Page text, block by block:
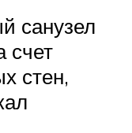
санузел
счет
стен,